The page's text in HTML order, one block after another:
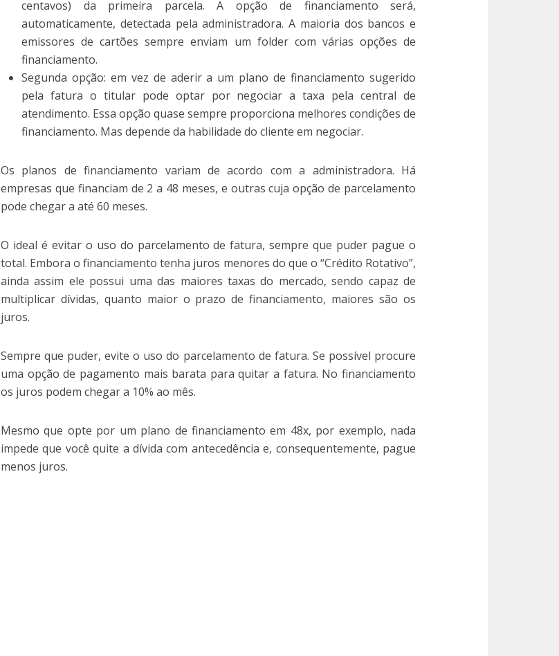
centavos) da primeira parcela. A opção de financiamento será,
automaticamente, detectada pela administradora. A maioria dos bancos e
emissores de cartões sempre enviam um folder com várias opções de
financiamento.
Segunda opção: em vez de aderir a um plano de financiamento sugerido
pela fatura o titular pode optar por negociar a taxa pela central de
atendimento. Essa opção quase sempre proporciona melhores condições de
financiamento. Mas depende da habilidade do cliente em negociar.
Os planos de financiamento variam de acordo com a administradora. Há
empresas que financiam de 2 a 48 meses, e outras cuja opção de parcelamento
pode chegar a até 60 meses.
O ideal é evitar o uso do parcelamento de fatura, sempre que puder pague o
total. Embora o financiamento tenha juros menores do que o “Crédito Rotativo”,
ainda assim ele possui uma das maiores taxas do mercado, sendo capaz de
multiplicar dívidas, quanto maior o prazo de financiamento, maiores são os
juros.
Sempre que puder, evite o uso do parcelamento de fatura. Se possível procure
uma opção de pagamento mais barata para quitar a fatura. No financiamento
os juros podem chegar a 10% ao mês.
Mesmo que opte por um plano de financiamento em 48x, por exemplo, nada
impede que você quite a dívida com antecedência e, consequentemente, pague
menos juros.